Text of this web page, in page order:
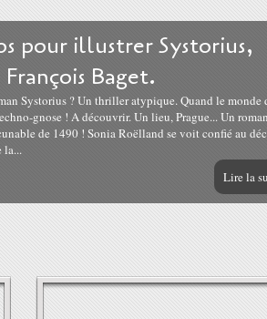
pour illustrer Systorius,
Baget.
Systorius ? Un thriller atypique. Quand le monde
gnose ! A découvrir. Un lieu, Prague... Un
de 1490 ! Sonia Roëlland se voit confié au
la...
Lire la